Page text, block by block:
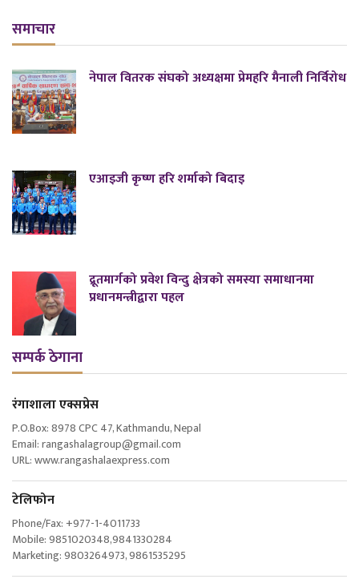
समाचार
नेपाल वितरक संघको अध्यक्षमा प्रेमहरि मैनाली निर्विरोध
एआइजी कृष्ण हरि शर्माको बिदाइ
द्रूतमार्गको प्रवेश विन्दु क्षेत्रको समस्या समाधानमा
प्रधानमन्त्रीद्वारा पहल
सम्पर्क ठेगाना
रंगाशाला एक्सप्रेस
P.O.Box: 8978 CPC 47, Kathmandu, Nepal
Email: rangashalagroup@gmail.com
URL: www.rangashalaexpress.com
टेलिफोन
Phone/Fax: +977-1-4011733
Mobile: 9851020348,9841330284
Marketing: 9803264973, 9861535295